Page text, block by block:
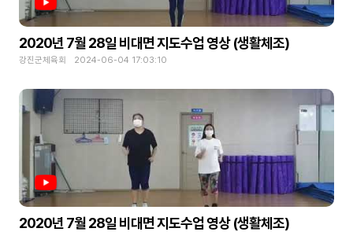
2020년 7월 28일 비대면 지도수업 영상 (생활체조)
강진군체육회 2024-06-04 17:03:10
2020년 7월 28일 비대면 지도수업 영상 (생활체조)